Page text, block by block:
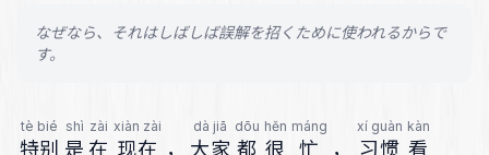
なぜなら、それはしばしば誤解を招くために使われるからで
す。
tè bié
特别
shì
是
zài
在
xiàn zài
现在 ，
dà jiā
大家
dōu
都
hěn
很
máng
忙 ，
xí guàn
习惯
kàn
看